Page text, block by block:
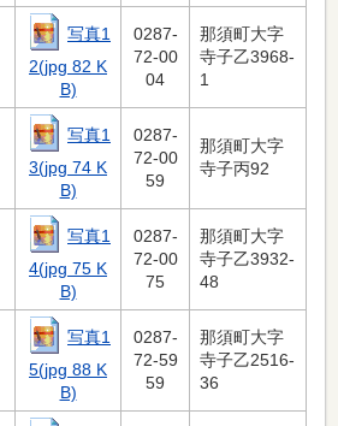
写真1
2(jpg 82 K
B)
0287-
72-00
04
那須町大字
寺子乙3968-
1
写真1
3(jpg 74 K
B)
0287-
72-00
59
那須町大字
寺子丙92
写真1
4(jpg 75 K
B)
0287-
72-00
75
那須町大字
寺子乙3932-
48
写真1
5(jpg 88 K
B)
0287-
72-59
59
那須町大字
寺子乙2516-
36